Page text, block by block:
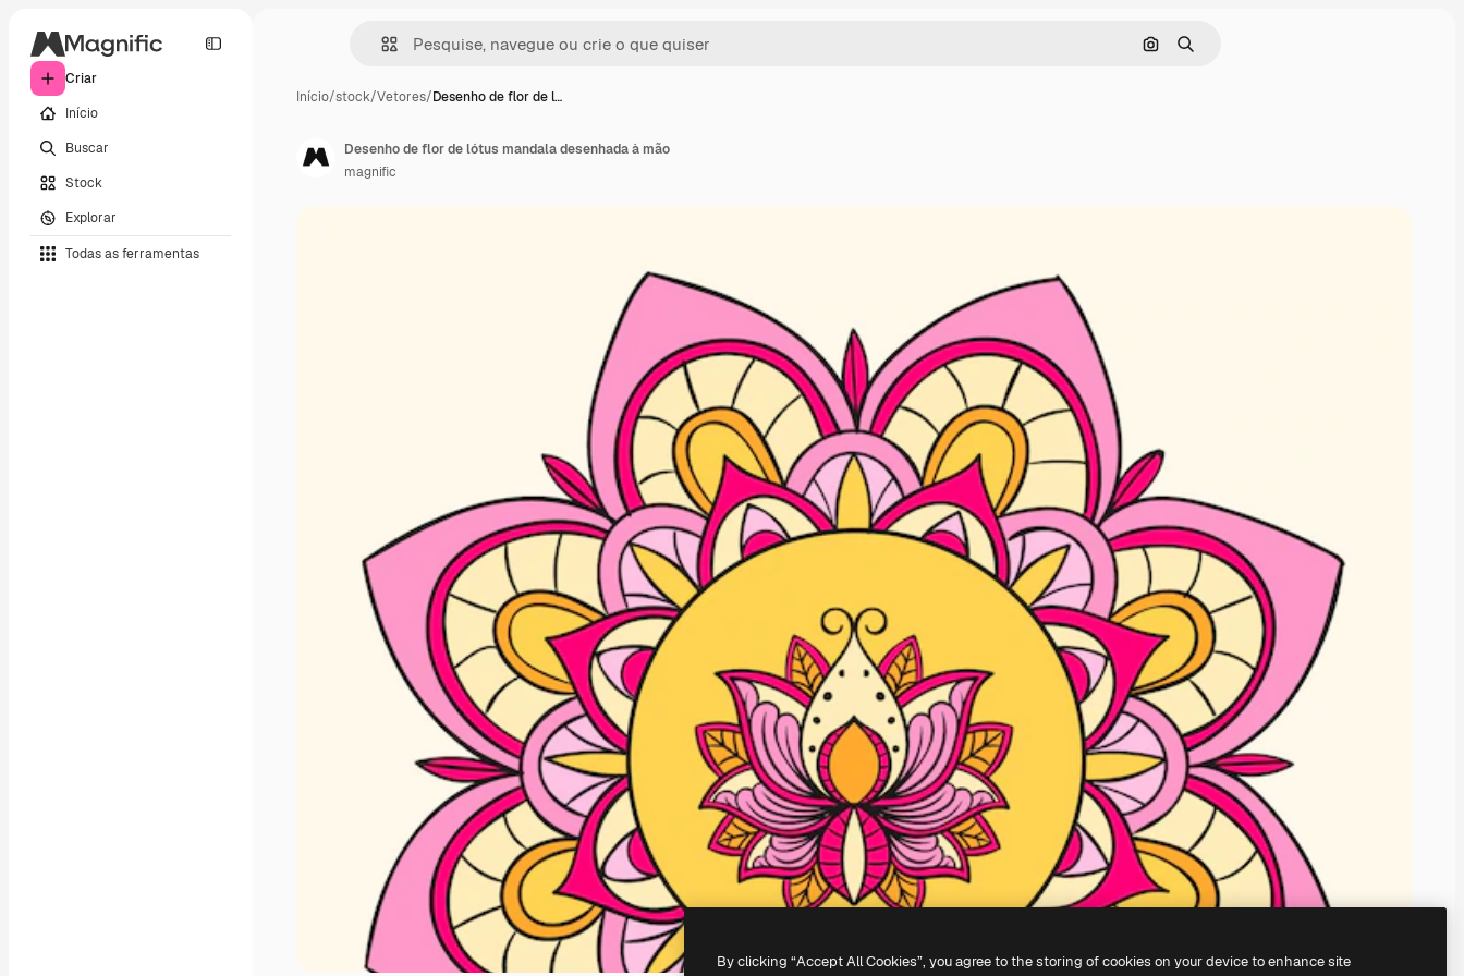
Criar
Início
Buscar
Stock
Explorar
Todas as ferramentas
Pesquisar por imagem
Buscar
Início/stock/Vetores/Desenho de flor de l…
Desenho de flor de lótus mandala desenhada à mão
magnific
By clicking “Accept All Cookies”, you agree to the storing of cookies on your device to enhance site